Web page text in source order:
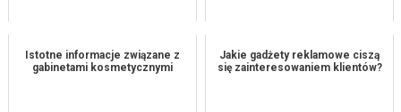
Istotne informacje związane z
gabinetami kosmetycznymi
Jakie gadżety reklamowe ciszą
się zainteresowaniem klientów?